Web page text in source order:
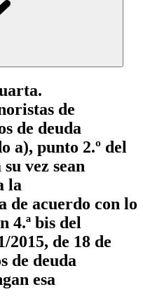
de
de deuda
a), punto 2.º del
vez sean
la
de acuerdo con lo
4.ª bis del
de 18 de
de deuda
esa